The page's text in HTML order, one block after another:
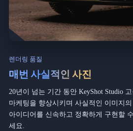
렌더링 품질
매번 사실적인 사진
20년이 넘는 기간 동안 KeyShot Studio
마케팅을 향상시키며 사실적인 이미지
아이디어를 신속하고 정확하게 구현할
세요.